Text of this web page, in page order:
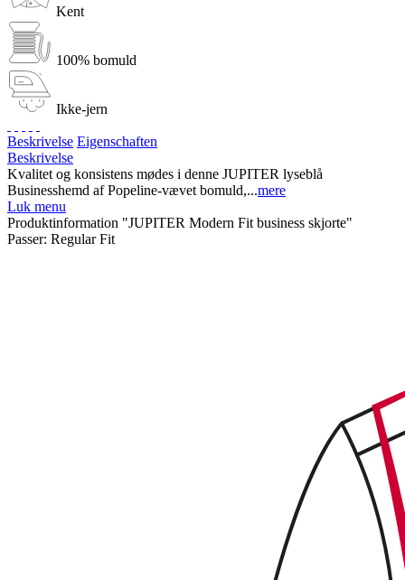
Kent
100% bomuld
Ikke-jern
Beskrivelse Eigenschaften
Beskrivelse
Kvalitet og konsistens mødes i denne JUPITER lyseblå
Businesshemd af Popeline-vævet bomuld,...mere
Luk menu
Produktinformation "JUPITER Modern Fit business skjorte"
Passer: Regular Fit